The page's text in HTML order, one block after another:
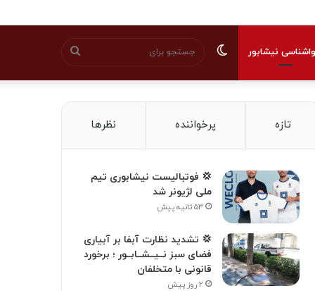
نیشابور
برای
تغییر
تازه پرخواننده نظرها
💢 فوتبالیست نیشابوری تیم
ملی لژیونر شد
۵۳ ثانیه پیش
💢 تشدید نظارت آبفا بر آبیاری
فضای سبز نــیــشــابــور ؛ برخورد
قانونی با متخلفان
۲ روز پیش